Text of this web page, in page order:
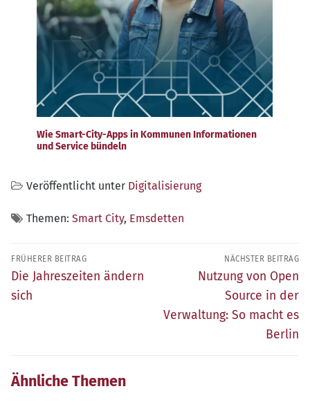
Wie Smart-City-Apps in Kommunen Informationen
und Service bündeln
Veröffentlicht unter Digitalisierung
Themen: Smart City, Emsdetten
Beitragsnavigation
FRÜHERER BEITRAG
Früherer
Beitrag:
Die Jahreszeiten ändern
sich
NÄCHSTER BEITRAG
Nächster
Beitrag:
Nutzung von Open
Source in der
Verwaltung: So macht es
Berlin
Ähnliche Themen